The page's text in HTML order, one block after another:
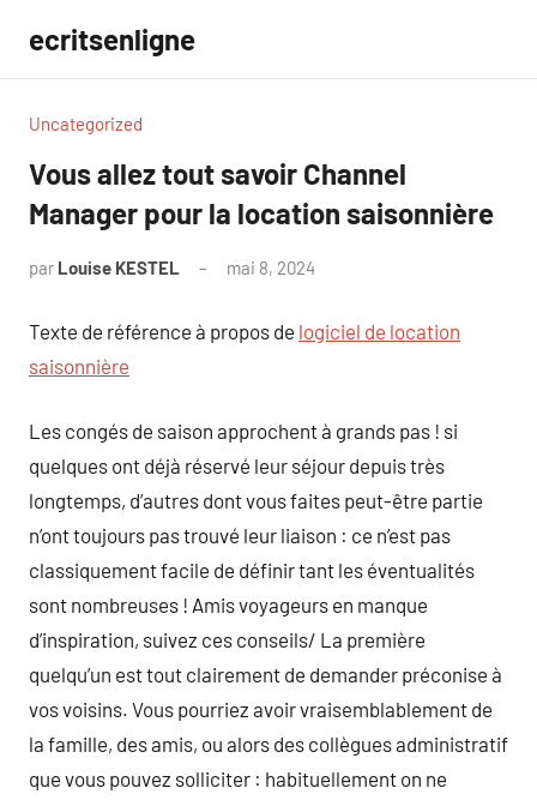
contenu
ecritsenligne
Uncategorized
Vous allez tout savoir Channel
Manager pour la location saisonnière
par Louise KESTEL mai 8, 2024
Texte de référence à propos de logiciel de location
saisonnière
Les congés de saison approchent à grands pas ! si
quelques ont déjà réservé leur séjour depuis très
longtemps, d’autres dont vous faites peut-être partie
n’ont toujours pas trouvé leur liaison : ce n’est pas
classiquement facile de définir tant les éventualités
sont nombreuses ! Amis voyageurs en manque
d’inspiration, suivez ces conseils/ La première
quelqu’un est tout clairement de demander préconise à
vos voisins. Vous pourriez avoir vraisemblablement de
la famille, des amis, ou alors des collègues administratif
que vous pouvez solliciter : habituellement on ne